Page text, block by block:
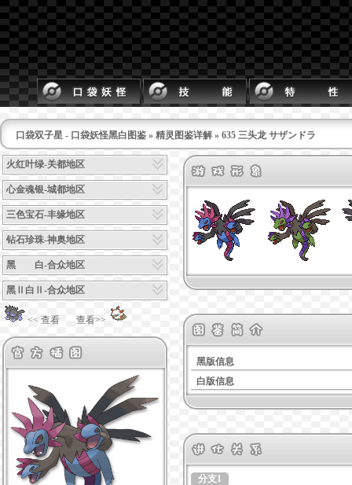
口袋双子星 - 口袋妖怪黑白图鉴 » 精灵图鉴详解 » 635 三头龙 サザンドラ
火红叶绿-关都地区
心金魂银-城都地区
三色宝石-丰缘地区
钻石珍珠-神奥地区
黑 白-合众地区
黑Ⅱ白Ⅱ-合众地区
<< 查看 查看>>
黑版信息
白版信息
分支1